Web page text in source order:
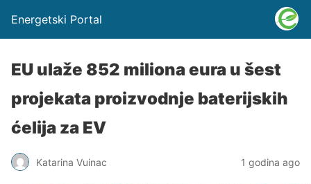
Energetski Portal
EU ulaže 852 miliona eura u šest
projekata proizvodnje baterijskih
ćelija za EV
Katarina Vuinac 1 godina ago